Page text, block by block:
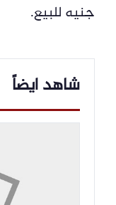
جنيه للبيع.
شاهد ايضاً